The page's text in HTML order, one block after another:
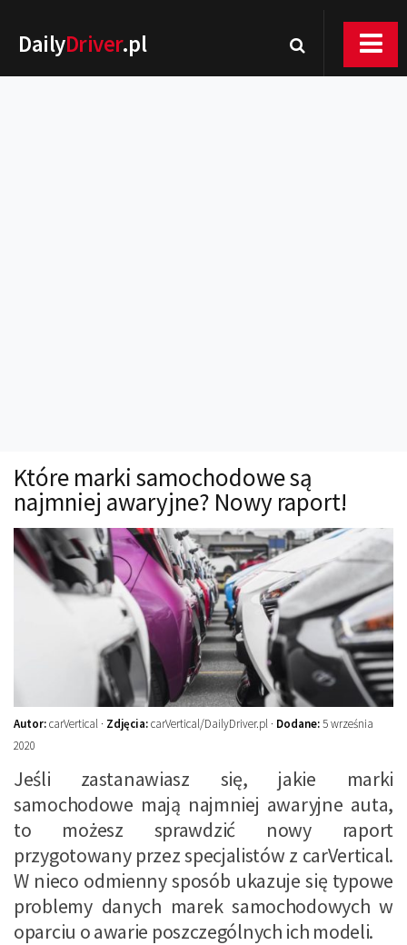
DailyDriver.pl
Technika jazdy
Oświetlenie
Kalkulatory
Przelicznik mocy
Auto z niemiec
Które marki samochodowe są
najmniej awaryjne? Nowy raport!
Autor:carVertical · Zdjęcia:carVertical/DailyDriver.pl · Dodane:5 września
2020
Jeśli zastanawiasz się, jakie marki
samochodowe mają najmniej awaryjne auta,
to możesz sprawdzić nowy raport
przygotowany przez specjalistów z carVertical.
W nieco odmienny sposób ukazuje się typowe
problemy danych marek samochodowych w
oparciu o awarie poszczególnych ich modeli.